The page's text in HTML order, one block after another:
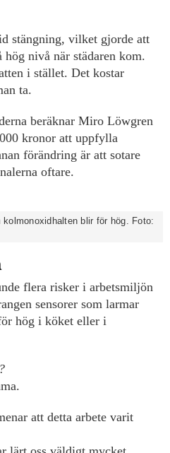
stängning, vilket gjorde att
nivå när städaren kom.
i stället. Det kostar
ta.
beräknar Miro Löwgren
kronor att uppfylla
förändring är att sotare
oftare.
blir för hög. Foto:
flera risker i arbetsmiljön
sensorer som larmar
hög i köket eller i
att detta arbete varit